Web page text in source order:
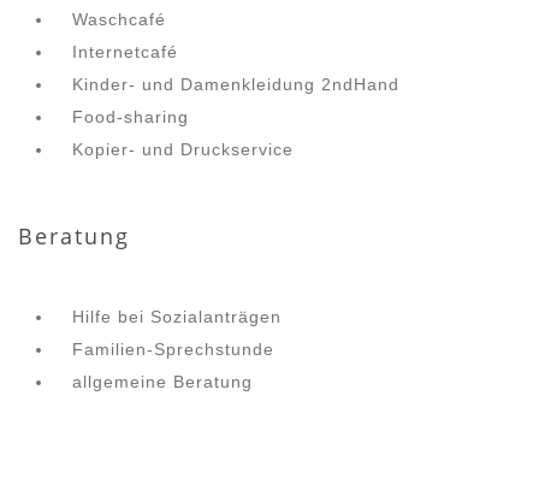
Waschcafé
Internetcafé
Kinder- und Damenkleidung 2ndHand
Food-sharing
Kopier- und Druckservice
Beratung
Hilfe bei Sozialanträgen
Familien-Sprechstunde
allgemeine Beratung